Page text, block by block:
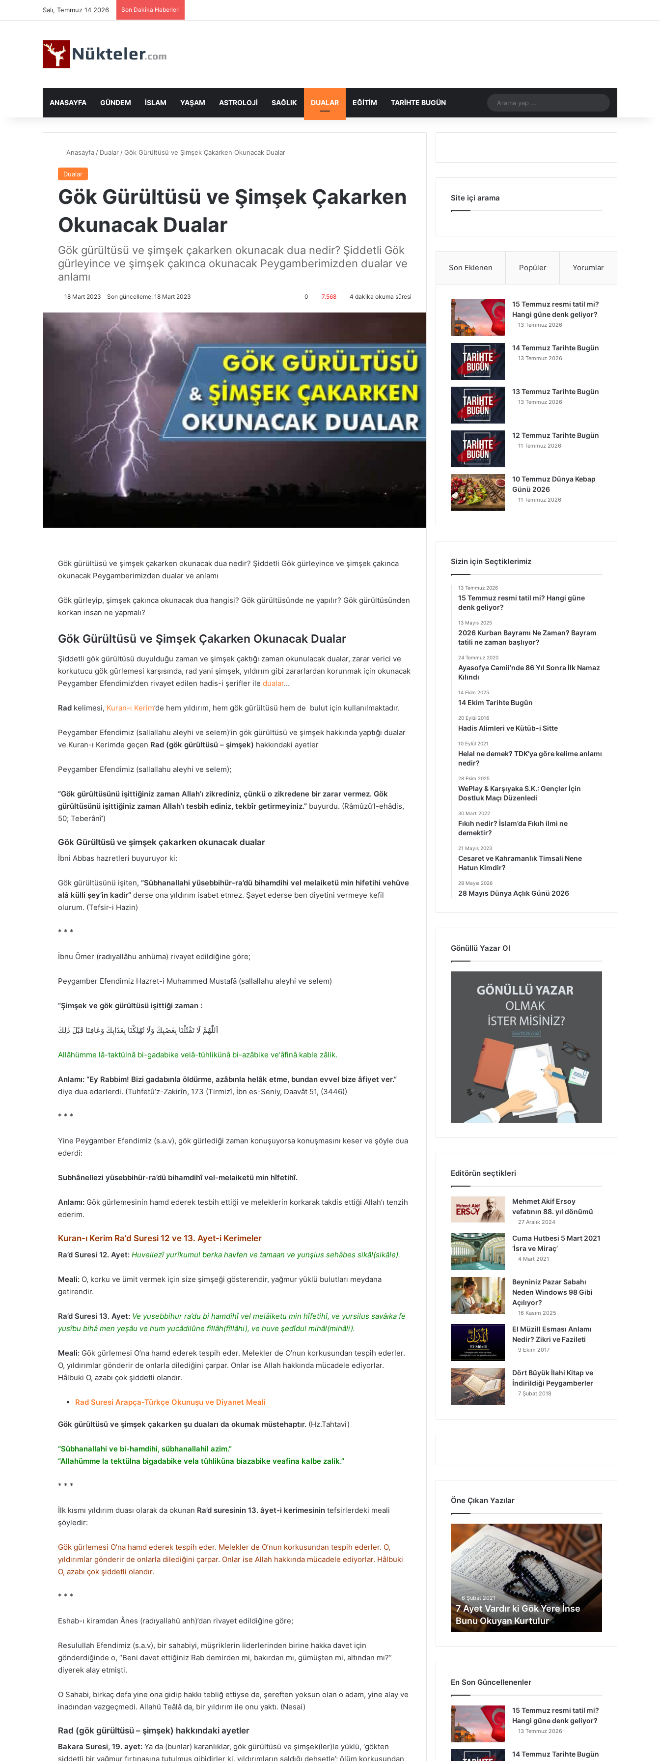
Salı, Temmuz 14 2026 Son Dakika Haberleri
ANASAYFA GÜNDEM İSLAM YAŞAM ASTROLOJI SAĞLIK DUALAR EĞITIM TARIHTE BUGÜN
yap
Anasayfa / Dualar /Gök Gürültüsü ve Şimşek Çakarken Okunacak Dualar
Dualar
Gök Gürültüsü ve Şimşek Çakarken
Okunacak Dualar
Gök gürültüsü ve şimşek çakarken okunacak dua nedir? Şiddetli Gök
gürleyince ve şimşek çakınca okunacak Peygamberimizden dualar ve
anlamı
18 Mart 2023 Son güncelleme: 18 Mart 2023 0 7.568 4 dakika okuma süresi
Gök gürültüsü ve şimşek çakarken okunacak dua nedir? Şiddetli Gök gürleyince ve şimşek çakınca
okunacak Peygamberimizden dualar ve anlamı
Gök gürleyip, şimşek çakınca okunacak dua hangisi? Gök gürültüsünde ne yapılır? Gök gürültüsünden
korkan insan ne yapmalı?
Gök Gürültüsü ve Şimşek Çakarken Okunacak Dualar
Şiddetli gök gürültüsü duyulduğu zaman ve şimşek çaktığı zaman okunulacak dualar, zarar verici ve
korkutucu gök gürlemesi karşısında, rad yani şimşek, yıldırım gibi zararlardan korunmak için okunacak
Peygamber Efendimiz’den rivayet edilen hadis-i şerifler ile dualar…
Rad kelimesi, Kuran-ı Kerim’de hem yıldırım, hem gök gürültüsü hem de bulut için kullanılmaktadır.
Peygamber Efendimiz (sallallahu aleyhi ve selem)’in gök gürültüsü ve şimşek hakkında yaptığı dualar
ve Kuran-ı Kerimde geçen Rad (gök gürültüsü – şimşek) hakkındaki ayetler
Peygamber Efendimiz (sallallahu aleyhi ve selem);
“Gök gürültüsünü işittiğiniz zaman Allah’ı zikrediniz, çünkü o zikredene bir zarar vermez. Gök
gürültüsünü işittiğiniz zaman Allah’ı tesbih ediniz, tekbîr getirmeyiniz.” buyurdu. (Râmûzû’l-ehâdis,
50; Teberânî’)
Gök Gürültüsü ve şimşek çakarken okunacak dualar
İbni Abbas hazretleri buyuruyor ki:
Gök gürültüsünü işiten, “Sübhanallahi yüsebbihür-ra’dü bihamdihi vel melaiketü min hifetihi vehüve
alâ külli şey’in kadir” derse ona yıldırım isabet etmez. Şayet ederse ben diyetini vermeye kefil
olurum. (Tefsir-i Hazin)
* * *
İbnu Ömer (radıyallâhu anhüma) rivayet edildiğine göre;
Peygamber Efendimiz Hazret-i Muhammed Mustafâ (sallallahu aleyhi ve selem)
“Şimşek ve gök gürültüsü işittiği zaman :
اَللّٰهُمَّ لَا تَقْتُلْنَا بِغَضَبِكَ وَلَا تُهْلِكْنَا بِعَذَابِكَ وَعَافِنَا قَبْلَ ذٰلِكَ
Allâhümme lâ-taktülnâ bi-gadabike velâ-tühlikünâ bi-azâbike ve‘âfinâ kable zâlik.
Anlamı: “Ey Rabbim! Bizi gadabınla öldürme, azâbınla helâk etme, bundan evvel bize âfiyet ver.”
diye dua ederlerdi. (Tuhfetû’z-Zakirîn, 173 (Tirmizî, İbn es-Seniy, Daavât 51, (3446))
* * *
Yine Peygamber Efendimiz (s.a.v), gök gürlediği zaman konuşuyorsa konuşmasını keser ve şöyle dua
ederdi:
Subhânellezi yüsebbihür-ra’dü bihamdihî vel-melaiketü min hîfetihî.
Anlamı: Gök gürlemesinin hamd ederek tesbih ettiği ve meleklerin korkarak takdis ettiği Allah’ı tenzih
ederim.
Kuran-ı Kerim Ra’d Suresi 12 ve 13. Ayet-i Kerimeler
Ra’d Suresi 12. Ayet: Huvellezî yurîkumul berka havfen ve tamaan ve yunşius sehâbes sikâl(sikâle).
Meali: O, korku ve ümit vermek için size şimşeği gösterendir, yağmur yüklü bulutları meydana
getirendir.
Ra’d Suresi 13. Ayet: Ve yusebbihur ra’du bi hamdihî vel melâiketu min hîfetihî, ve yursilus savâıka fe
yusîbu bihâ men yeşâu ve hum yucâdilûne fîllâh(fîllâhi), ve huve şedîdul mihâl(mihâli).
Meali: Gök gürlemesi O’na hamd ederek tespih eder. Melekler de O’nun korkusundan tespih ederler.
O, yıldırımlar gönderir de onlarla dilediğini çarpar. Onlar ise Allah hakkında mücadele ediyorlar.
Hâlbuki O, azabı çok şiddetli olandır.
Rad Suresi Arapça-Türkçe Okunuşu ve Diyanet Meali
Gök gürültüsü ve şimşek çakarken şu duaları da okumak müstehaptır. (Hz.Tahtavi)
“Sübhanallahi ve bi-hamdihi, sübhanallahil azim.”
“Allahümme la tektülna bigadabike vela tühliküna biazabike veafina kalbe zalik.”
* * *
İlk kısmı yıldırım duası olarak da okunan Ra’d suresinin 13. âyet-i kerimesinin tefsirlerdeki meali
şöyledir:
Gök gürlemesi O’na hamd ederek tespih eder. Melekler de O’nun korkusundan tespih ederler. O,
yıldırımlar gönderir de onlarla dilediğini çarpar. Onlar ise Allah hakkında mücadele ediyorlar. Hâlbuki
O, azabı çok şiddetli olandır.
* * *
Eshab-ı kiramdan Ânes (radıyallahü anh)’dan rivayet edildiğine göre;
Resulullah Efendimiz (s.a.v), bir sahabiyi, müşriklerin liderlerinden birine hakka davet için
gönderdiğinde o, “Beni davet ettiğiniz Rab demirden mi, bakırdan mı, gümüşten mi, altından mı?”
diyerek alay etmişti.
O Sahabi, birkaç defa yine ona gidip hakkı tebliğ ettiyse de, şereften yoksun olan o adam, yine alay ve
inadından vazgeçmedi. Allahü Teâlâ da, bir yıldırım ile onu yaktı. (Nesai)
Rad (gök gürültüsü – şimşek) hakkındaki ayetler
Bakara Suresi, 19. ayet: Ya da (bunlar) karanlıklar, gök gürültüsü ve şimşek(ler)le yüklü, ‘gökten
şiddetli bir yağmur fırtınasına tutulmuş gibidirler ki, yıldırımların saldığı dehşetle’; ölüm korkusundan
Site içi arama
Son Eklenen Popüler Yorumlar
15 Temmuz resmi tatil mi?
Hangi güne denk geliyor?
13 Temmuz 2026
14 Temmuz Tarihte Bugün
13 Temmuz 2026
13 Temmuz Tarihte Bugün
13 Temmuz 2026
12 Temmuz Tarihte Bugün
11 Temmuz 2026
10 Temmuz Dünya Kebap
Günü 2026
11 Temmuz 2026
Sizin için Seçtiklerimiz
13 Temmuz 2026
15 Temmuz resmi tatil mi? Hangi güne
denk geliyor?
13 Mayıs 2025
2026 Kurban Bayramı Ne Zaman? Bayram
tatili ne zaman başlıyor?
24 Temmuz 2020
Ayasofya Camii’nde 86 Yıl Sonra İlk Namaz
Kılındı
14 Ekim 2025
14 Ekim Tarihte Bugün
20 Eylül 2016
Hadis Alimleri ve Kütüb-i Sitte
10 Eylül 2021
Helal ne demek? TDK’ya göre kelime anlamı
nedir?
28 Ekim 2025
WePlay & Karşıyaka S.K.: Gençler İçin
Dostluk Maçı Düzenledi
30 Mart 2022
Fıkıh nedir? İslam’da Fıkıh ilmi ne
demektir?
21 Mayıs 2023
Cesaret ve Kahramanlık Timsali Nene
Hatun Kimdir?
28 Mayıs 2026
28 Mayıs Dünya Açlık Günü 2026
Gönüllü Yazar Ol
Editörün seçtikleri
Mehmet Akif Ersoy
vefatının 88. yıl dönümü
27 Aralık 2024
Cuma Hutbesi 5 Mart 2021
‘İsra ve Miraç’
4 Mart 2021
Beyniniz Pazar Sabahı
Neden Windows 98 Gibi
Açılıyor?
16 Kasım 2025
El Müzill Esması Anlamı
Nedir? Zikri ve Fazileti
9 Ekim 2017
Dört Büyük İlahi Kitap ve
İndirildiği Peygamberler
7 Şubat 2018
Öne Çıkan Yazılar
y
t
V
d
ı
r
G
k
Y
e
r
e
İ
s
6 Şubat 2021
7 Ayet Vardır ki Gök Yere İnse
Bunu Okuyan Kurtulur
En Son Güncellenenler
15 Temmuz resmi tatil mi?
Hangi güne denk geliyor?
13 Temmuz 2026
14 Temmuz Tarihte Bugün